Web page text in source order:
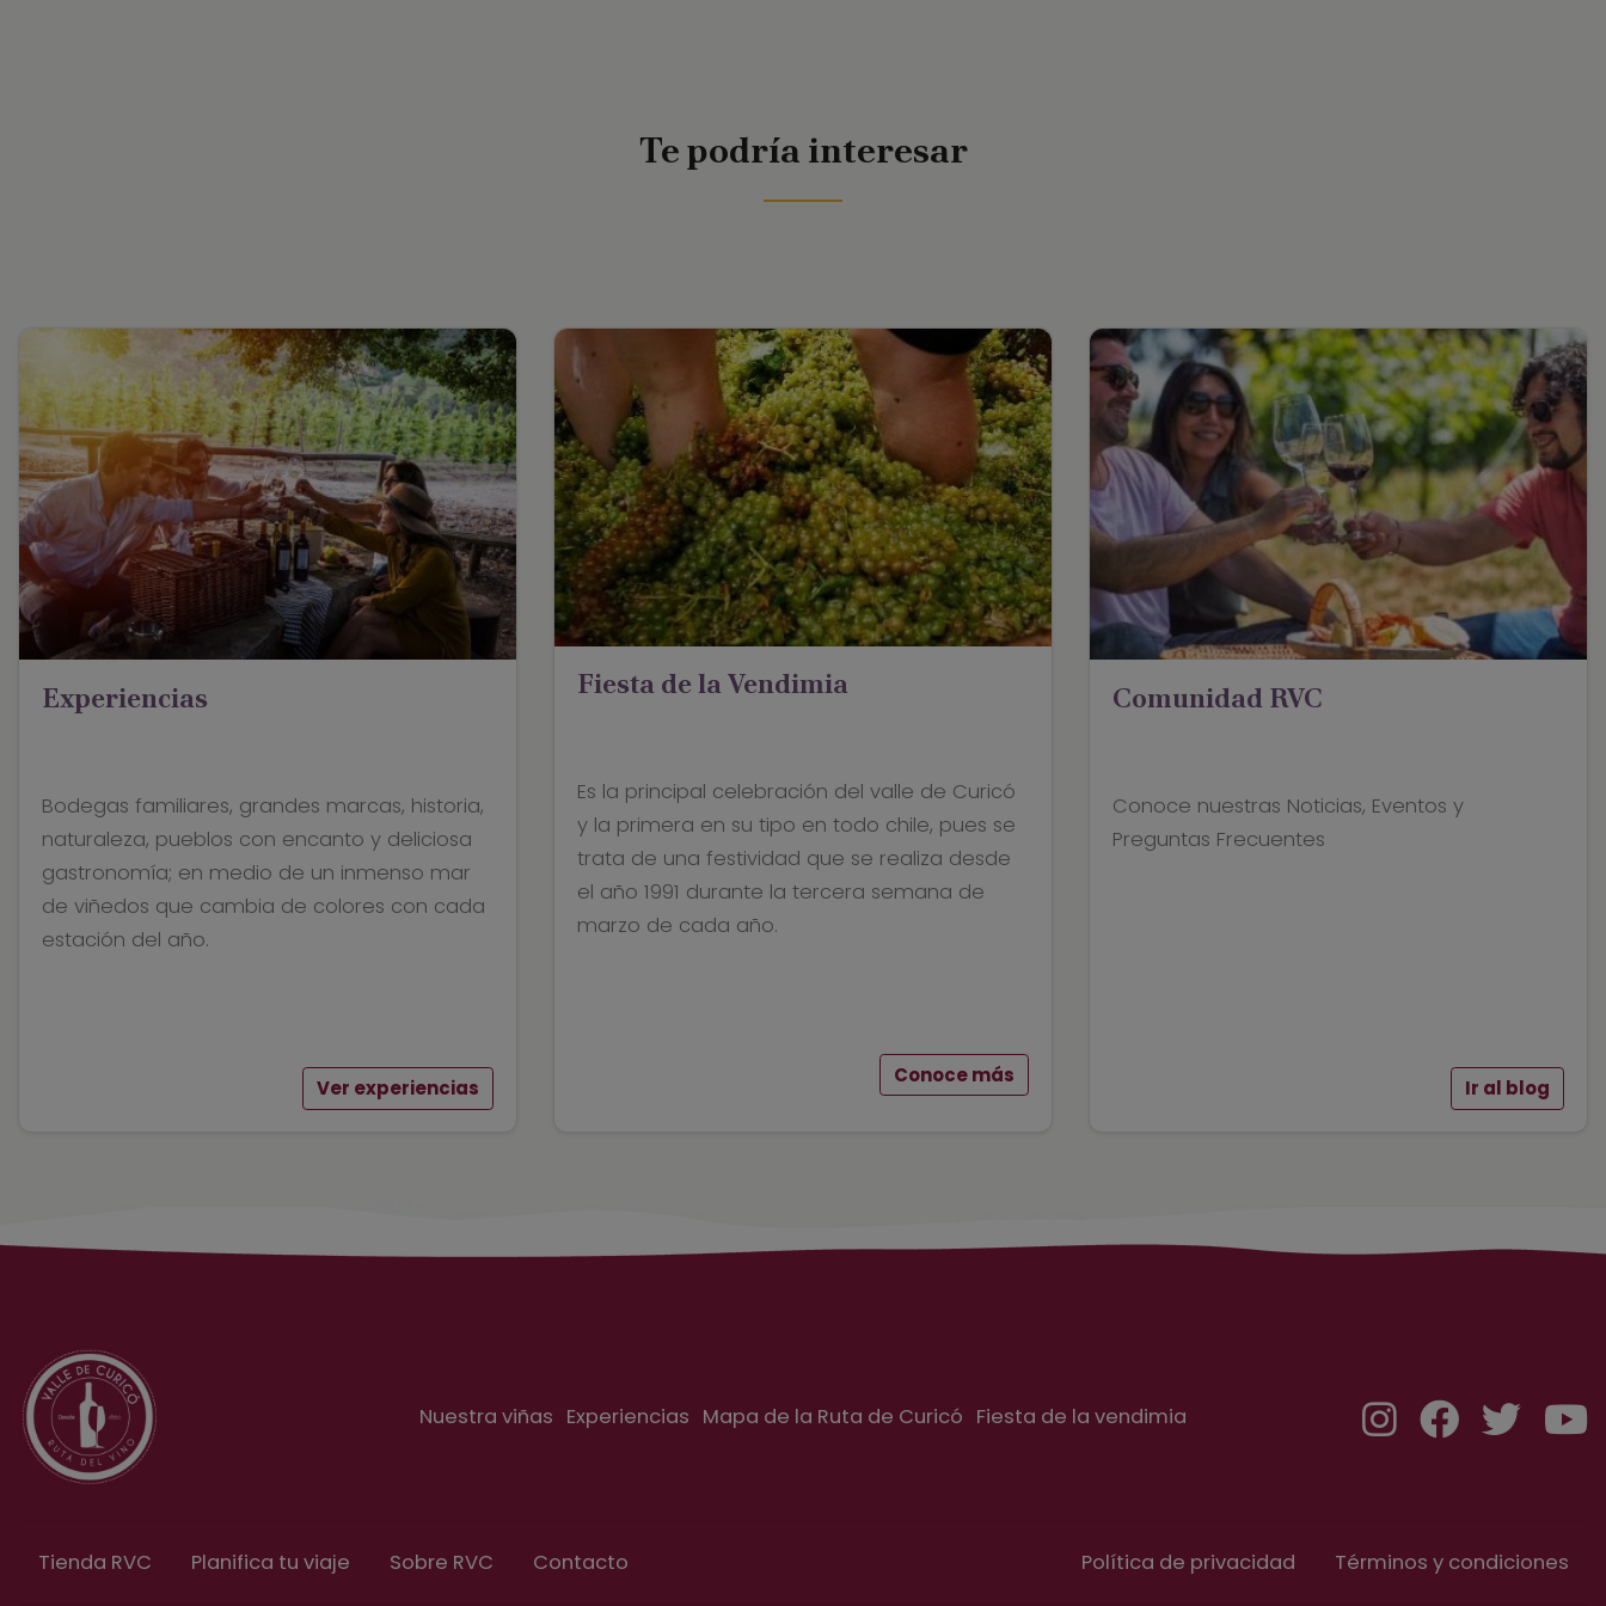
Te podría interesar
Experiencias
Bodegas familiares, grandes marcas, historia,
naturaleza, pueblos con encanto y deliciosa
gastronomía; en medio de un inmenso mar
de viñedos que cambia de colores con cada
estación del año.
Ver experiencias
Fiesta de la Vendimia
Es la principal celebración del valle de Curicó
y la primera en su tipo en todo chile, pues se
trata de una festividad que se realiza desde
el año 1991 durante la tercera semana de
marzo de cada año.
Conoce más
Comunidad RVC
Conoce nuestras Noticias, Eventos y
Preguntas Frecuentes
Ir al blog
Nuestra viñas Experiencias Mapa de la Ruta de Curicó Fiesta de la vendimia
Tienda RVC Planifica tu viaje Sobre RVC Contacto Política de privacidad Términos y condiciones